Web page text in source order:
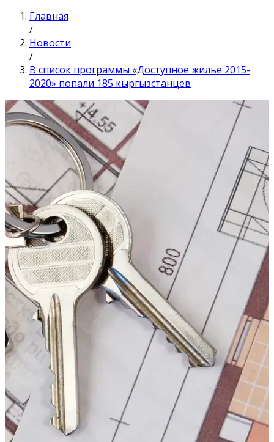
Главная
/
Новости
/
В список программы «Доступное жилье 2015-
2020» попали 185 кыргызстанцев